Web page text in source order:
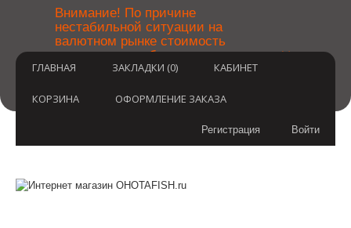
Внимание! По причине
нестабильной ситуации на
валютном рынке стоимость
товаров может быть уточнена
после оформления заказа.
неудобства.
×
ГЛАВНАЯ ЗАКЛАДКИ (0) КАБИНЕТ
КОРЗИНА ОФОРМЛЕНИЕ ЗАКАЗА
Войти
Регистрация